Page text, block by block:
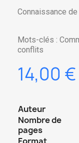
Connaissance
Mots-clés :
conflits
14,00 €
Auteur
Nombre de
pages